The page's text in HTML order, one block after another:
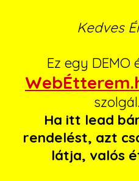
Kedves
Ez egy
Ha itt lead
rendelést, azt
látja, valós